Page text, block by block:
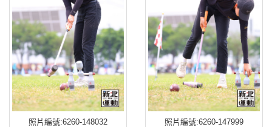
照片編號:6260-148032
照片編號:6260-147999